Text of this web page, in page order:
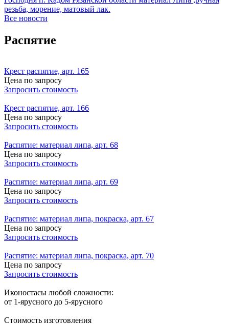
резьба, морение, матовый лак.
Все новости
Распятие
Крест распятие, арт. 165
Цена по запросу
Запросить стоимость
Крест распятие, арт. 166
Цена по запросу
Запросить стоимость
Распятие: материал липа, арт. 68
Цена по запросу
Запросить стоимость
Распятие: материал липа, арт. 69
Цена по запросу
Запросить стоимость
Распятие: материал липа, покраска, арт. 67
Цена по запросу
Запросить стоимость
Распятие: материал липа, покраска, арт. 70
Цена по запросу
Запросить стоимость
Иконостасы любой сложности:
от 1-ярусного до 5-ярусного
Стоимость изготовления